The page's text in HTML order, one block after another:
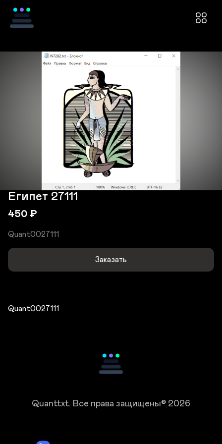
Египет 27111
450 ₽
Quant0027111
Заказать
Quant0027111
Quanttxt. Все права защищены© 2026